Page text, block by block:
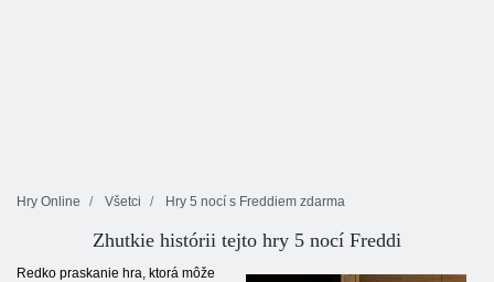
Hry Online Všetci Hry 5 nocí s Freddiem zdarma
Zhutkie histórii tejto hry 5 nocí Freddi
Redko praskanie hra, ktorá môže